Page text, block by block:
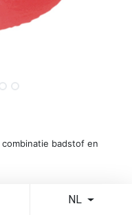
NL
badstof en